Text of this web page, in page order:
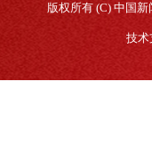
版权所有 (C) 中国
技术